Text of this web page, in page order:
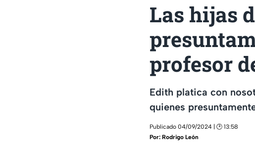
Las hijas
profesor
Edith platica con
quienes
Publicado 04/09/2024 | 🕑 13:58
Por: Rodrigo León